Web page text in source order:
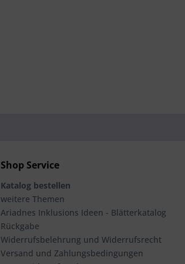
Shop Service
Katalog bestellen
weitere Themen
Ariadnes Inklusions Ideen - Blätterkatalog
Rückgabe
Widerrufsbelehrung und Widerrufsrecht
Versand und Zahlungsbedingungen